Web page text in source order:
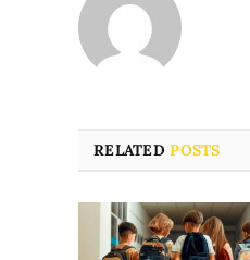
RELATEDPOSTS